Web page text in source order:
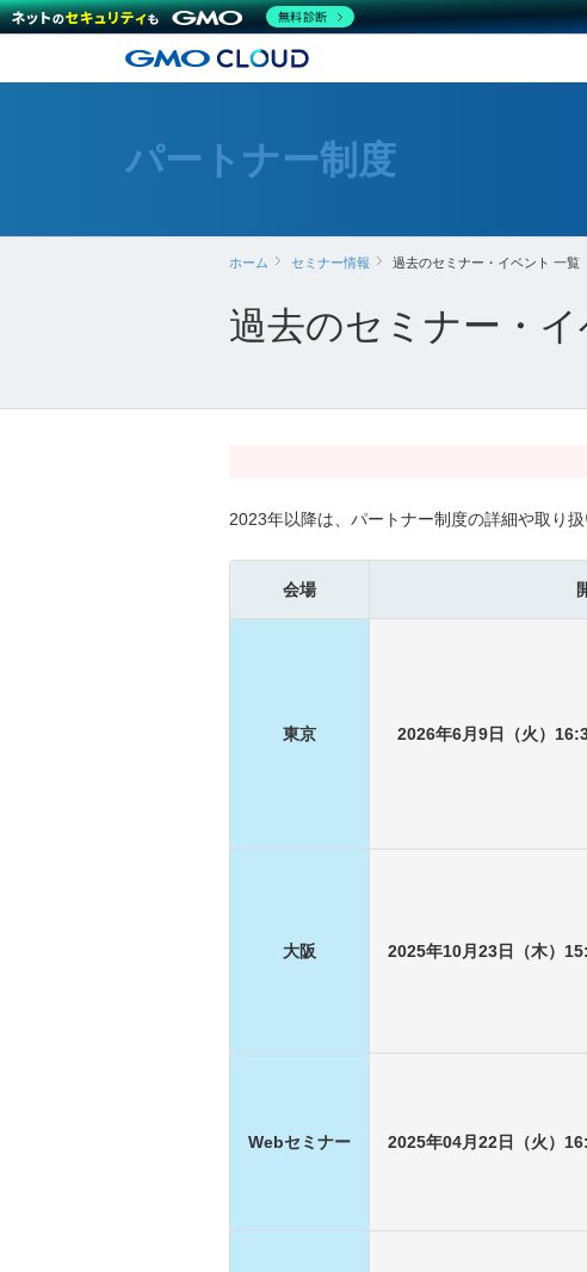
パートナー制度
ホーム セミナー情報 過去のセミナー・イベント 一覧
過去のセミナー・
2023年以降は、パートナー制度の詳細や取り
会場
東京 2026年6月9日（火）
大阪 2025年10月23日（木）
Webセミナー 2025年04月22日（火）
無料診断